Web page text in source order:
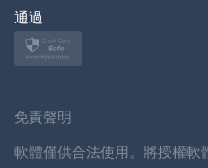
ภาษาไทย
通過
免責聲明
軟體僅供合法使用。將授權軟